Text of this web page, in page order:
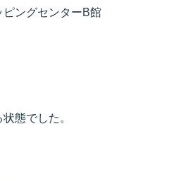
ングセンターB館
態でした。